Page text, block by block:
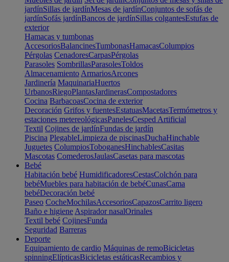
jardínSillas de jardínMesas de jardínConjuntos de sofás de
jardínSofás jardínBancos de jardínSillas colgantesEstufas de
exterior
Hamacas y tumbonas
AccesoriosBalancinesTumbonasHamacasColumpios
Pérgolas CenadoresCarpasPérgolas
Parasoles SombrillasParasolesToldos
Almacenamiento ArmariosArcones
Jardinería MaquinariaHuertos
UrbanosRiegoPlantasJardinerasCompostadores
Cocina BarbacoasCocina de exterior
Decoración Grifos y fuentesEstatuasMacetasTermómetros y
estaciones metereológicasPanelesCesped Artificial
Textil Cojines de jardínFundas de jardín
Piscina PlegableLimpieza de piscinasDuchaHinchable
Juguetes ColumpiosToboganesHinchablesCasitas
Mascotas ComederosJaulasCasetas para mascotas
Bebé
Habitación bebé HumidificadoresCestasColchón para
bebéMuebles para habitación de bebéCunasCama
bebéDecoración bebé
Paseo CocheMochilasAccesoriosCapazosCarrito ligero
Baño e higiene Aspirador nasalOrinales
Textil bebé CojinesFunda
Seguridad Barreras
Deporte
Equipamiento de cardio Máquinas de remoBicicletas
spinningElípticasBicicletas estáticasRecambios y